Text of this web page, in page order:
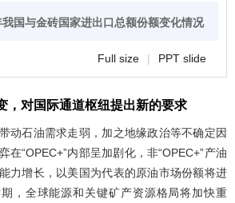
国与金砖国家进出口总额份额变化情况
Full size | PPT slide
，对国际通道枢纽提出新的要求
动石油需求走弱，加之地缘政治等不确定因
在“OPEC+”内部呈加剧化，非“OPEC+”产油
力增长，以美国为代表的原油市场份额将进
，全球能源和关键矿产资源格局将加快重